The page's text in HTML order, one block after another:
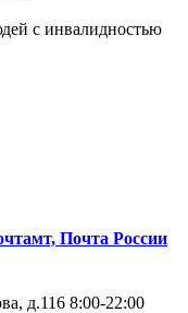
с инвалидностью
Почта России
д.116 8:00-22:00